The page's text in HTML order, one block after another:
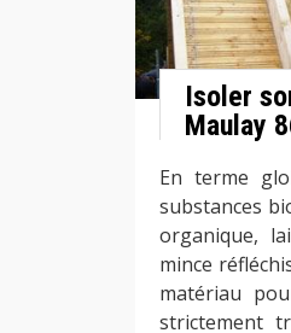
Isoler
Maulay
En terme
substances
organique,
mince
matériau
strictement